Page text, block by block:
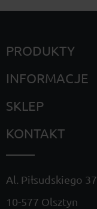
PRODUKTY
INFORMACJE
SKLEP
KONTAKT
Al. Piłsudskiego 37
10-577 Olsztyn